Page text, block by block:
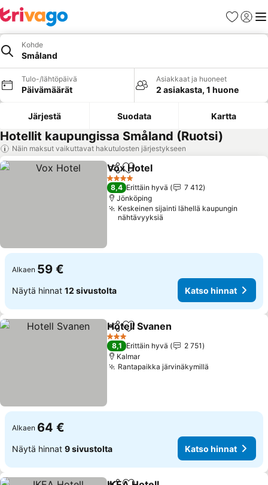
Suosikit
Kohde
Småland
Tulo-/lähtöpäivä
Päivämäärät
Asiakkaat ja huoneet
2 asiakasta, 1 huone
Järjestä Suodata Kartta
Hotellit kaupungissa Småland (Ruotsi)
Näin maksut vaikuttavat hakutulosten järjestykseen
Jaa Lisää suosikkeihin
Vox Hotel
4 Tähtiluokitus
8,4 Erittäin hyvä
7 412
Jönköping
Keskeinen sijainti lähellä kaupungin
nähtävyyksiä
Alkaen 59 €
Näytä hinnat 12 sivustolta Katso hinnat
Jaa Lisää suosikkeihin
Hotell Svanen
3 Tähtiluokitus
8,1 Erittäin hyvä
2 751
Kalmar
Rantapaikka järvinäkymillä
Alkaen 64 €
Näytä hinnat 9 sivustolta Katso hinnat